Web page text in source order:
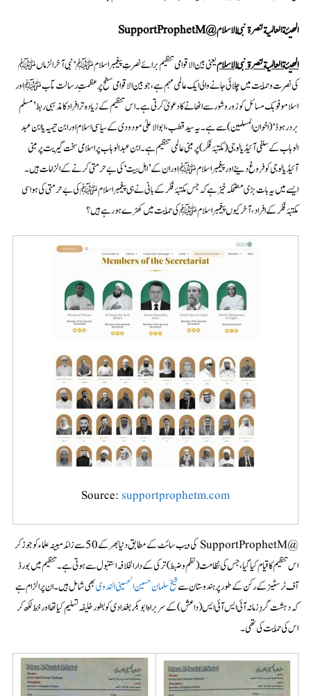
الھیئة العالمیة لنصرة نبي الاسلام@SupportProphetM
الھیئة العالمیة لنصرة نبي الاسلامیعنی بین الاقوامی تنظیم برائے نصرتِ پیغمبر اسلامﷺ ‘ نبی آخرالزماںﷺ
کی نصرت وحمایت میں چلائی جانے والی ایک عالمی مہم ہے، جو بین الاقوامی سطح پر عظمتِ رسالت مآب ﷺ اور
اسلاموفوبک مسائل کو زوروشور سے اٹھانے کا دعویٰ کرتی ہے۔ اس تنظیم کے زیادہ تر افراد کا مذہبی ربط ’مسلم
بردرہوڈ‘ (اخوان المسلمین)سے ہے۔ یہ سید قطب، ابوالاعلیٰ مودودی کے سیاسی اسلام اور ابن تیمیہ یا ابن عبد
الوہاب کے سلفی آئیڈیا لوجی ( مکتبۂ فکر) پر مبنی عالمی تنظیم ہے۔ ابن عبدالوہاب پر اسلامی سخت گیریت پر مبنی
آئیڈیالوجی کو فروغ دینے اور پیغمبر اسلامﷺ اور ان کے ’اہل بیت‘ کی بے حرمتی کرنے کے الزامات ہیں۔
ایسے میں یہ بات بڑی مضحکہ خیز ہے کہ جس مکتبۂ فکر کے بانی نے ہی پیغمبر اسلام ﷺ کی بے حرمتی کی ہو اسی
مکتبۂ فکر کے افراد ،آخر کیوں پیغمبر اسلام ﷺ کی حمایت میں کھڑے ہو رہے ہیں؟
Source:supportprophetm.com
@SupportProphetM کی ویب سائٹ کے مطابق دنیا بھر کے 50 سے زائد مبینہ علماء کو جوڑکر
اس تنظیم کا قیام کیا گیا، جس کی نظامت (نظم و ضبط) ترکی کے دارالخلافہ استنبول سے ہوتی ہے۔ تنظیم میں بورڈ
آف ٹرسٹیز کے رکن کے طور پر ہندوستان سےشیخ سلمان حسین الحسینی الندویبھی شامل ہیں۔ ان پر الزام ہے
کہ دہشت گردِ زمانہ آئی ایس آئی ایس (داعش) کے سربراہ ابوبکربغدادی کو بطور خلیفہ تسلیم کیا تھا اورخط لکھ کر
اس کی حمایت کی تھی۔